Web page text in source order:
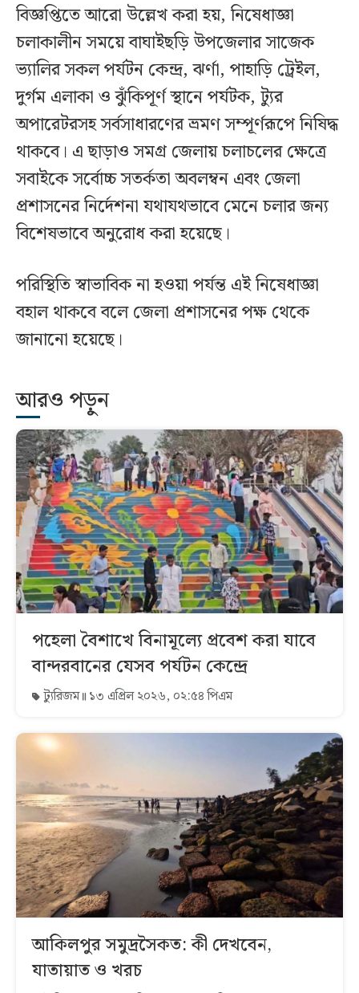
বিজ্ঞপ্তিতে আরো উল্লেখ করা হয়, নিষেধাজ্ঞা
চলাকালীন সময়ে বাঘাইছড়ি উপজেলার সাজেক
ভ্যালির সকল পর্যটন কেন্দ্র, ঝর্ণা, পাহাড়ি ট্রেইল,
দুর্গম এলাকা ও ঝুঁকিপূর্ণ স্থানে পর্যটক, ট্যুর
অপারেটরসহ সর্বসাধারণের ভ্রমণ সম্পূর্ণরূপে নিষিদ্ধ
থাকবে। এ ছাড়াও সমগ্র জেলায় চলাচলের ক্ষেত্রে
সবাইকে সর্বোচ্চ সতর্কতা অবলম্বন এবং জেলা
প্রশাসনের নির্দেশনা যথাযথভাবে মেনে চলার জন্য
বিশেষভাবে অনুরোধ করা হয়েছে।
পরিস্থিতি স্বাভাবিক না হওয়া পর্যন্ত এই নিষেধাজ্ঞা
বহাল থাকবে বলে জেলা প্রশাসনের পক্ষ থেকে
জানানো হয়েছে।
আরও পড়ুন
পহেলা বৈশাখে বিনামূল্যে প্রবেশ করা যাবে
বান্দরবানের যেসব পর্যটন কেন্দ্রে
ট্যুরিজম ১৩ এপ্রিল ২০২৬, ০২:৫৪ পিএম
আকিলপুর সমুদ্রসৈকত: কী দেখবেন,
যাতায়াত ও খরচ